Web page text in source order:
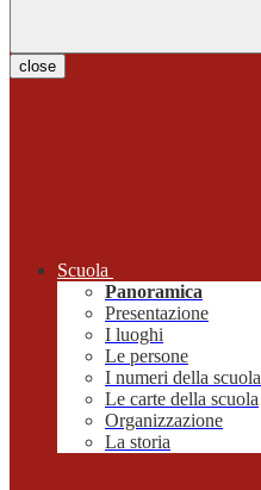
close
Scuola
Panoramica
Presentazione
I luoghi
Le persone
I numeri della scuola
Le carte della scuola
Organizzazione
La storia